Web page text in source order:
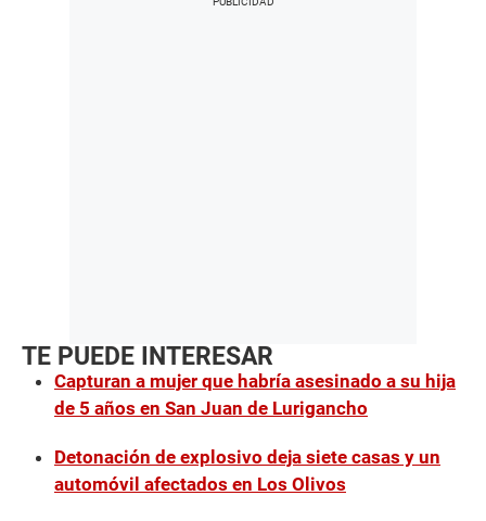
TE PUEDE INTERESAR
Capturan a mujer que habría asesinado a su hija
de 5 años en San Juan de Lurigancho
Detonación de explosivo deja siete casas y un
automóvil afectados en Los Olivos